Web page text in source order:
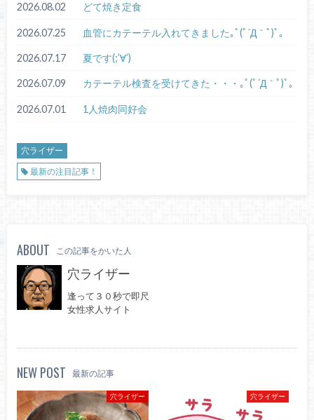
2026.08.02 どて焼き定食
2026.07.25 血管にカテーテル入れてきました｡ﾟ(ﾟ´Д｀ﾟ)ﾟ｡
2026.07.17 夏です(;’∀’)
2026.07.09 カテーテル検査を受けてきた・・・｡ﾟ(ﾟ´Д｀ﾟ)ﾟ｡
2026.07.01 1人焼肉同好会
穴ライザー
最新の注目記事！
ABOUT この記事をかいた人
穴ライザー
逢って３０秒で即尺
女性求人サイト
NEW POST 最新の記事
穴ライザー 穴ライザー